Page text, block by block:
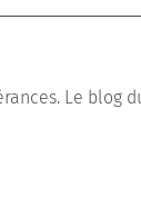
Le blog